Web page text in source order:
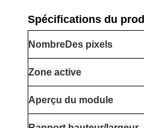
Spécifications du
NombreDes pixels
Zone active
Aperçu du module